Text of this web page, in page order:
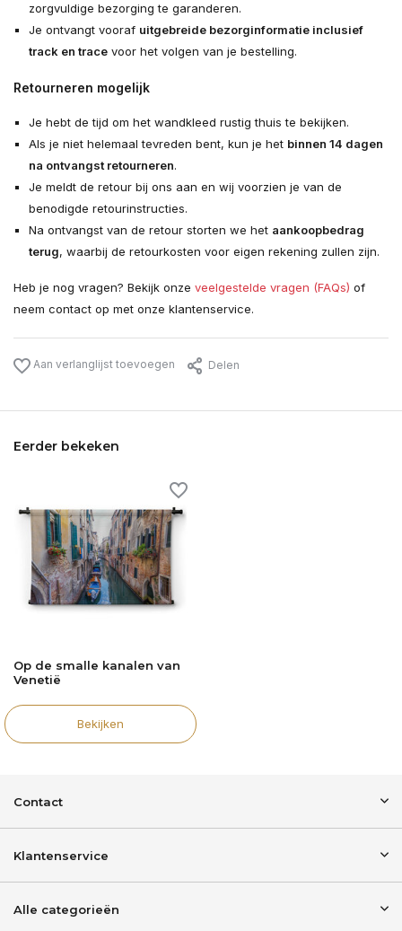
zorgvuldige bezorging te garanderen.
Je ontvangt vooraf uitgebreide bezorginformatie inclusief
track en tracevoor het volgen van je bestelling.
Retourneren mogelijk
Je hebt de tijd om het wandkleed rustig thuis te bekijken.
Als je niet helemaal tevreden bent, kun je het binnen 14 dagen
na ontvangst retourneren.
Je meldt de retour bij ons aan en wij voorzien je van de
benodigde retourinstructies.
Na ontvangst van de retour storten we het aankoopbedrag
terug, waarbij de retourkosten voor eigen rekening zullen zijn.
Heb je nog vragen? Bekijk onze veelgestelde vragen (FAQs) of
neem contact op met onze klantenservice.
Aan verlanglijst toevoegen Delen
Eerder bekeken
Op de smalle kanalen van
Venetië
Bekijken
Contact
Klantenservice
Alle categorieën